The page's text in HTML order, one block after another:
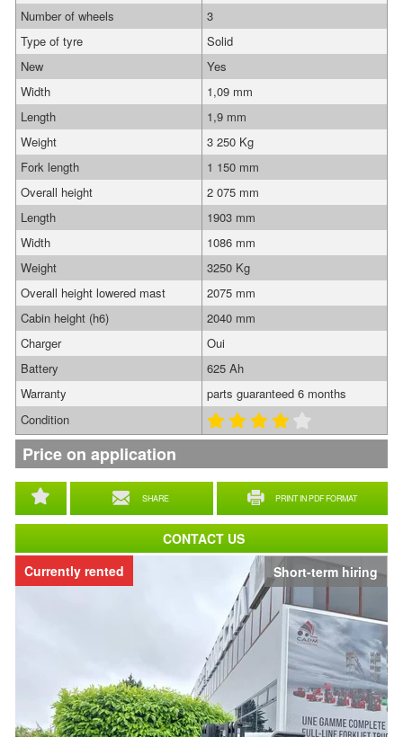
Short-term hiring
Currently rented
SHARE PRINT IN PDF FORMAT
Number of wheels
3
Type of tyre
Solid
New
Yes
Width
1,09 mm
Length
1,9 mm
Weight
3 250 Kg
Fork length
1 150 mm
Overall height
2 075 mm
Length
1903 mm
Width
1086 mm
Weight
3250 Kg
Overall height lowered mast
2075 mm
Cabin height (h6)
2040 mm
Charger
Oui
Battery
625 Ah
Warranty
parts guaranteed 6 months
Condition
Price on application
CONTACT US